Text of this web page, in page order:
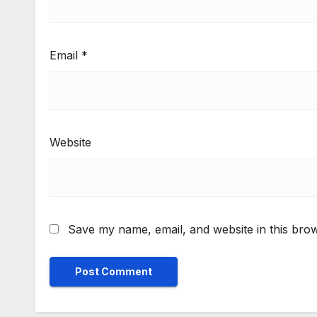
Email *
Website
Save my name, email, and website in this